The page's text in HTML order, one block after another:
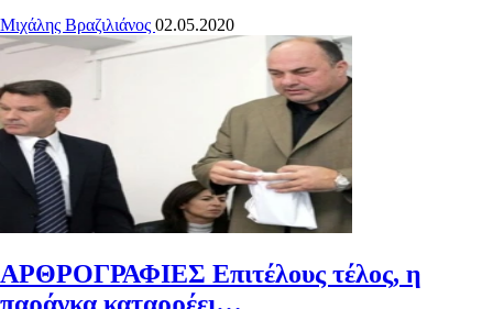
Μιχάλης Βραζιλιάνος 02.05.2020
ΑΡΘΡΟΓΡΑΦΙΕΣ Επιτέλους τέλος, η
παράγκα καταρρέει…